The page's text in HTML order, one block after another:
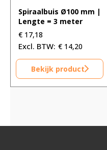
Spiraalbuis Ø100 mm |
Lengte = 3 meter
€ 17,18
€ 14,20
Bekijk product